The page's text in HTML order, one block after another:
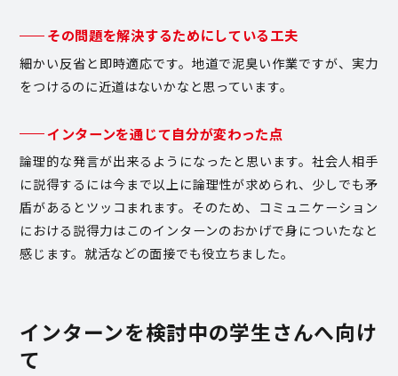
その問題を解決するためにしている工夫
細かい反省と即時適応です。地道で泥臭い作業ですが、実力
をつけるのに近道はないかなと思っています。
インターンを通じて自分が変わった点
論理的な発言が出来るようになったと思います。社会人相手
に説得するには今まで以上に論理性が求められ、少しでも矛
盾があるとツッコまれます。そのため、コミュニケーション
における説得力はこのインターンのおかげで身についたなと
感じます。就活などの面接でも役立ちました。
インターンを検討中の学生さんへ向け
て